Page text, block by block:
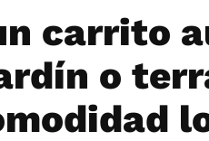
carrito
o